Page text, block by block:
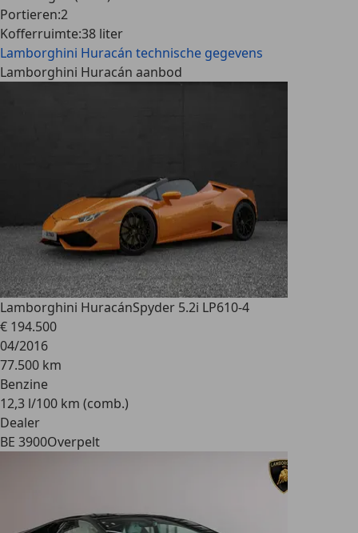
Portieren:2
Kofferruimte:38 liter
Lamborghini Huracán technische gegevens
Lamborghini Huracán aanbod
Lamborghini HuracánSpyder 5.2i LP610-4
€ 194.500
04/2016
77.500 km
Benzine
12,3 l/100 km (comb.)
Dealer
BE 3900Overpelt